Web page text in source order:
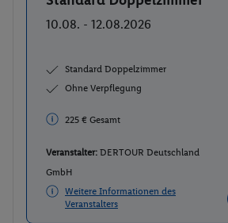
10.08. - 12.08.2026
Standard Doppelzimmer
Ohne Verpflegung
225 € Gesamt
Veranstalter: DERTOUR Deutschland
GmbH
Weitere Informationen des
Veranstalters